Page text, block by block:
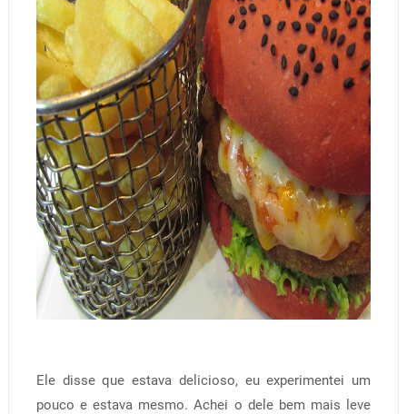
Ele disse que estava delicioso, eu experimentei um
pouco e estava mesmo. Achei o dele bem mais leve